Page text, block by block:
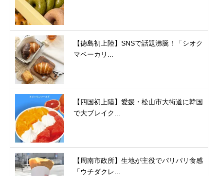
【徳島初上陸】SNSで話題沸騰！「シオク
マベーカリ...
【四国初上陸】愛媛・松山市大街道に韓国
で大ブレイク...
【周南市政所】生地が主役でパリパリ食感
「ウチダクレ...